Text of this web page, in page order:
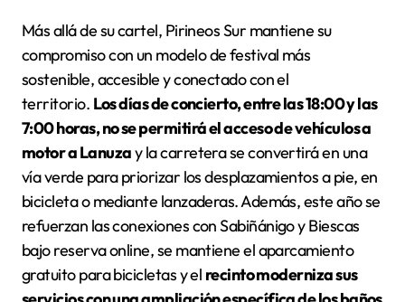
Más allá de su cartel, Pirineos Sur mantiene su
compromiso con un modelo de festival más
sostenible, accesible y conectado con el
territorio. Los días de concierto, entre las 18:00 y las
7:00 horas, no se permitirá el acceso de vehículos a
motor a Lanuzay la carretera se convertirá en una
vía verde para priorizar los desplazamientos a pie, en
bicicleta o mediante lanzaderas. Además, este año se
refuerzan las conexiones con Sabiñánigo y Biescas
bajo reserva online, se mantiene el aparcamiento
gratuito para bicicletas y el recinto moderniza sus